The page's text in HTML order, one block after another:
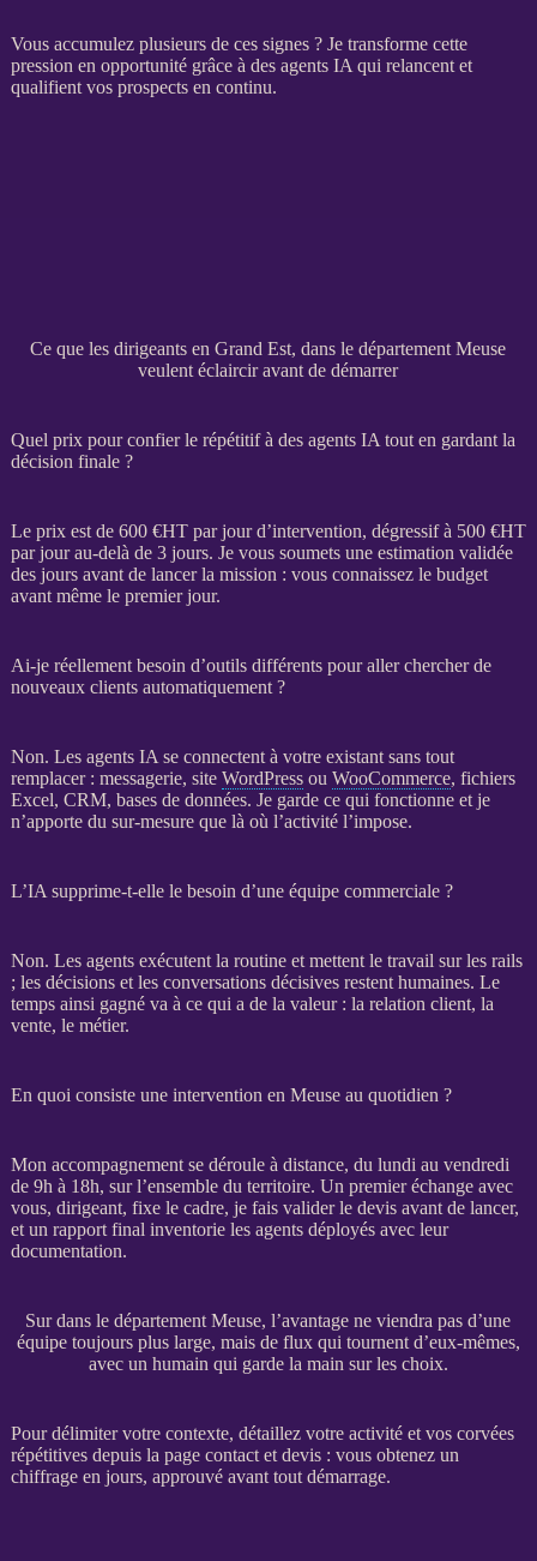
Vous accumulez plusieurs de ces signes ? Je transforme cette
pression en opportunité grâce à des agents IA qui relancent et
qualifient vos prospectsen continu.
Ce que les dirigeants en Grand Est, dans le département Meuse
veulent éclaircir avant de démarrer
Quel prix pour confier le répétitif à des agents IA tout en gardant la
décision finale ?
Le prix est de 600 €HTpar jour d’intervention, dégressif à 500 €HT
par jour au-delà de 3 jours. Je vous soumets une estimation validée
des jours avant de lancer la mission : vous connaissez le budget
avant même le premier jour.
Ai-je réellement besoin d’outils différents pour aller chercher de
nouveaux clients automatiquement ?
Non. Les agents IA se connectent à votre existant sans tout
remplacer : messagerie, site WordPressou WooCommerce, fichiers
Excel, CRM, bases de données. Je garde ce qui fonctionne et je
n’apporte du sur-mesure que là où l’activité l’impose.
L’IA supprime-t-elle le besoin d’une équipe commerciale ?
Non. Les agentsexécutent la routine et mettent le travail sur les rails
; les décisions et les conversations décisives restent humaines. Le
temps ainsi gagné va à ce qui a de la valeur : la relation client, la
vente, le métier.
En quoi consiste une intervention en Meuse au quotidien ?
Mon accompagnement se déroule à distance, du lundi au vendredi
de 9h à 18h, sur l’ensemble du territoire. Un premier échange avec
vous, dirigeant, fixe le cadre, je fais valider le devisavant de lancer,
et un rapport final inventorie les agentsdéployés avec leur
documentation.
Sur dans le département Meuse, l’avantage ne viendra pas d’une
équipe toujours plus large, mais de flux qui tournent d’eux-mêmes,
avec un humain qui garde la main sur les choix.
Pour délimiter votre contexte, détaillez votre activité et vos corvées
répétitives depuis la page contact et devis: vous obtenez un
chiffrage en jours, approuvé avant tout démarrage.